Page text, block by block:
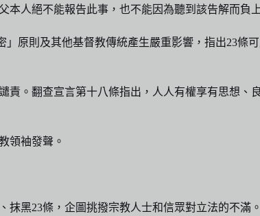
人絕不能報告此事，也不能因為聽到該告解而負
原則及其他基督教傳統產生嚴重影響，指出23條
。翻查宣言第十八條指出，人人有權享有思想、
領袖發聲。
黑23條，企圖挑撥宗教人士和信眾對立法的不滿